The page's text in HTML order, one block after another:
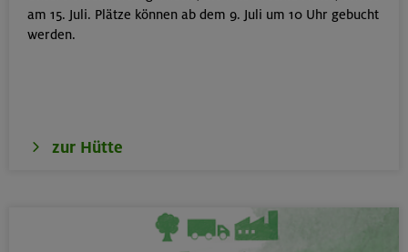
21./22./23.08.26
am 15. Juli. Plätze können ab dem 9. Juli um 10 Uhr gebucht
werden.
zur Hütte